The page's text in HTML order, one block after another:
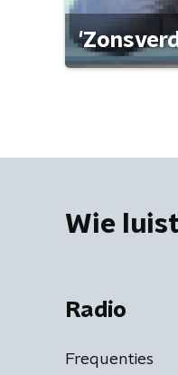
Wie
Radio
Frequenties